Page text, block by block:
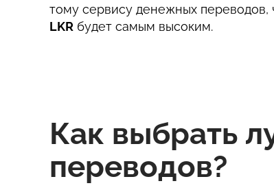
тому сервису денежных переводов,
LKR будет самым высоким.
Как выбрать
переводов?